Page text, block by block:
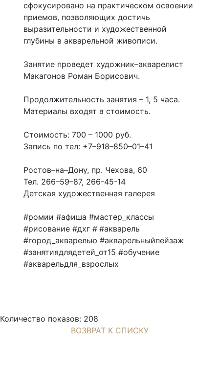
сфокусировано на практическом освоении
приемов, позволяющих достичь
выразительности и художественной
глубины в акварельной живописи.
Занятие проведет художник–акварелист
Макагонов Роман Борисович.
Продолжительность занятия – 1, 5 часа.
Материалы входят в стоимость.
Стоимость: 700 – 1000 руб.
Запись по тел: +7–918–850–01–41
Ростов–на–Дону, пр. Чехова, 60
Тел. 266–59–87, 266-45-14
Детская художественная галерея
#ромии #афиша #мастер_классы
#рисование #дхг # #акварель
#город_акварелью #акварельныйпейзаж
#занятиядлядетей_от15 #обучение
#акварельдля_взрослых
Количество показов: 208
ВОЗВРАТ К СПИСКУ